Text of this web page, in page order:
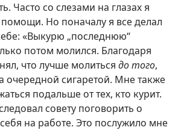
Часто со слезами на глазах я
Но поначалу я все делал
«Выкурю „последнюю“
потом молился. Благодаря
что лучше молиться до того,
очередной сигаретой. Мне также
подальше от тех, кто курит.
совету поговорить о
на работе. Это послужило мне